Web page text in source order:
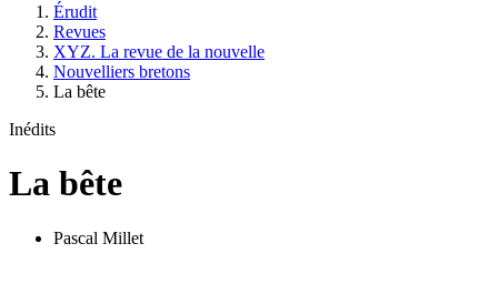
Érudit
Revues
XYZ. La revue de la nouvelle
Nouvelliers bretons
La bête
Inédits
La bête
Pascal Millet